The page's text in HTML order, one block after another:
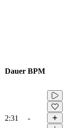
Dauer BPM
2:31 -